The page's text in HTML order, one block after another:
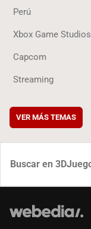
Perú
Xbox Game Studios
Capcom
Streaming
VER MÁS TEMAS